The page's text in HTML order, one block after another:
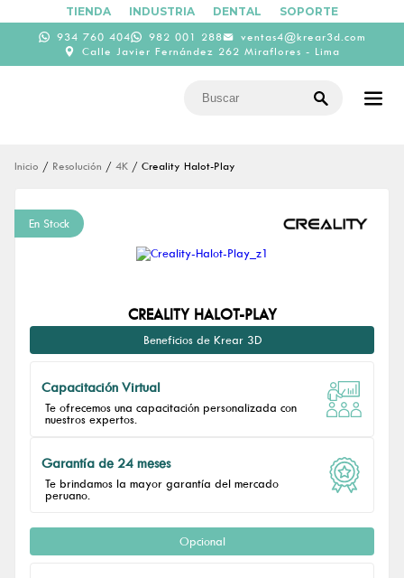
TIENDA INDUSTRIA DENTAL SOPORTE
934 760 404 982 001 288
ventas4@krear3d.com
Calle Javier Fernández 262 Miraflores - Lima
Inicio / Resolución / 4K / Creality Halot-Play
En Stock
CREALITY HALOT-PLAY
Beneficios de Krear 3D
Capacitación Virtual
Te ofrecemos una capacitación personalizada con
nuestros expertos.
Garantía de 24 meses
Te brindamos la mayor garantía del mercado
peruano.
Opcional